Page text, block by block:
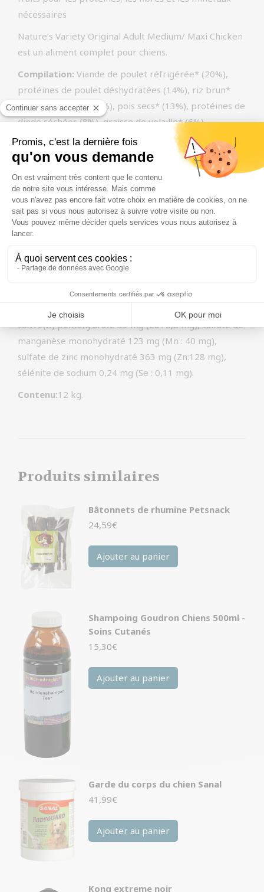
nécessaires
Nature’s Variety Original Adult Medium/ Maxi Chicken
est un aliment complet pour chiens.
Compilation: Viande de poulet réfrigérée* (20%),
protéines de poulet déshydratées (14%), riz brun*
(14%), avoine* (13.5%), pois secs* (13%), protéines de
dinde séchées (8%), graisse de volaille* (6%),
hydrolysat de protéines (4%), pulpe de betterave*,
minéraux, carotte séchée* (0,5% équivalent à 4% de
carotte fraîche), pomme séchée* (0,3% équivalent à
2% de pomme fraîche), huile de poisson* (0,2%).
Constituants analytiques:protéines brutes 28,5%,
matières grasses brutes 16%, fibres brutes 3%,
cendres brutes 7,5%, oméga 3 0,3% et oméga 6 3%.
Additifs nutritionnels:Vitamine A 27000 UI, vitamine
sulfate de fer(II) monohydraté 260 mg (Fe : 86 mg),
iodure de potassium 1,9 mg (I : 1,4 mg), sulfate de
cuivre(II) pentahydraté 33 mg (Cu : 8,8 mg), sulfate de
manganèse monohydraté 123 mg (Mn : 40 mg),
sulfate de zinc monohydraté 363 mg (Zn:128 mg),
sélénite de sodium 0,24 mg (Se : 0,11 mg).
Contenu:12 kg.
Produits similaires
Bâtonnets de rhumine Petsnack
24,59€
Ajouter au panier
Shampoing Goudron Chiens 500ml -
Soins Cutanés
15,30€
Ajouter au panier
Garde du corps du chien Sanal
41,99€
Ajouter au panier
Kong extreme noir